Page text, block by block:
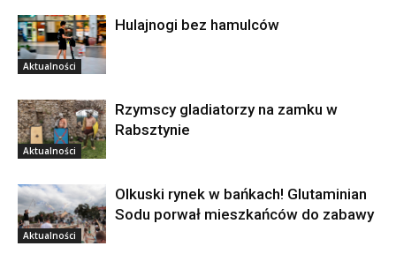
Aktualności
Hulajnogi bez hamulców
Aktualności
Rzymscy gladiatorzy na zamku w
Rabsztynie
Aktualności
Olkuski rynek w bańkach! Glutaminian
Sodu porwał mieszkańców do zabawy